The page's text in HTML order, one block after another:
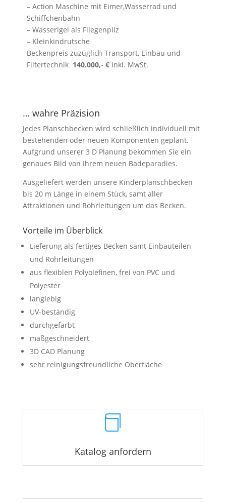
– Action Maschine mit Eimer,Wasserrad und
Schiffchenbahn
– Wasserigel als Fliegenpilz
– Kleinkindrutsche
Beckenpreis zuzüglich Transport, Einbau und
Filtertechnik 140.000,- €inkl. MwSt.
… wahre Präzision
Jedes Planschbecken wird schließlich individuell mit
bestehenden oder neuen Komponenten geplant.
Aufgrund unserer 3 D Planung bekommen Sie ein
genaues Bild von Ihrem neuen Badeparadies.
Ausgeliefert werden unsere Kinderplanschbecken
bis 20 m Länge in einem Stück, samt aller
Attraktionen und Rohrleitungen um das Becken.
Vorteile im Überblick
Lieferung als fertiges Becken samt Einbauteilen
und Rohrleitungen
aus flexiblen Polyolefinen, frei von PVC und
Polyester
langlebig
UV-beständig
durchgefärbt
maßgeschneidert
3D CAD Planung
sehr reinigungsfreundliche Oberfläche

Katalog anfordern